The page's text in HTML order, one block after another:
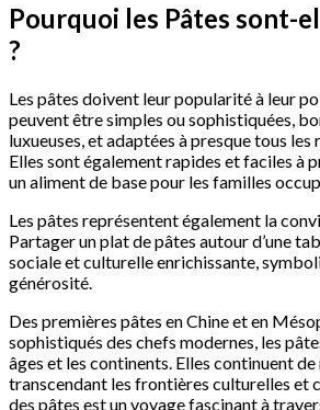
Pourquoi les Pâtes sont-
?
Les pâtes doivent leur popularité à leur
peuvent être simples ou sophistiquées,
luxueuses, et adaptées à presque tous les
Elles sont également rapides et faciles à
un aliment de base pour les familles
Les pâtes représentent également la
Partager un plat de pâtes autour d’une
sociale et culturelle enrichissante,
générosité.
Des premières pâtes en Chine et en
sophistiqués des chefs modernes, les
âges et les continents. Elles continuent de
transcendant les frontières culturelles et
des pâtes est un voyage fascinant à